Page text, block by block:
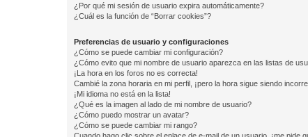
¿Por qué mi sesión de usuario expira automáticamente?
¿Cuál es la función de “Borrar cookies”?
Preferencias de usuario y configuraciones
¿Cómo se puede cambiar mi configuración?
¿Cómo evito que mi nombre de usuario aparezca en las listas de
¡La hora en los foros no es correcta!
Cambié la zona horaria en mi perfil, ¡pero la hora sigue siendo
¡Mi idioma no está en la lista!
¿Qué es la imagen al lado de mi nombre de usuario?
¿Cómo puedo mostrar un avatar?
¿Cómo se puede cambiar mi rango?